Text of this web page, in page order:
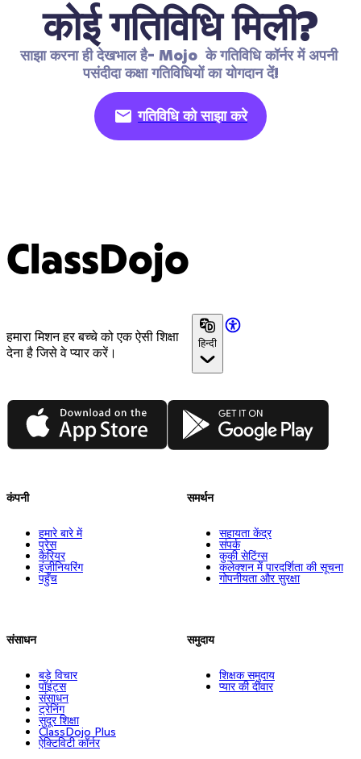
कोई गतिविधि मिली?
साझा करना ही देखभाल है- Mojo  के गतिविधि कॉर्नर में अपनी
पसंदीदा कक्षा गतिविधियों का योगदान दें!
गतिविधि को साझा करे
ClassDojo
हमारा मिशन हर बच्चे को एक ऐसी शिक्षा
देना है जिसे वे प्यार करें।
हिन्दी
App Store Google Play
कंपनी
हमारे बारे में
प्रेस
कैरियर
इंजीनियरिंग
पहुँच
संसाधन
बड़े विचार
पॉइंट्स
संसाधन
ट्रेनिंग
सुदूर शिक्षा
ClassDojo Plus
ऐक्टिविटी कॉर्नर
समर्थन
सहायता केंद्र
संपर्क
कुकी सेटिंग्स
कलेक्शन में पारदर्शिता की सूचना
गोपनीयता और सुरक्षा
समुदाय
शिक्षक समुदाय
प्यार की दीवार